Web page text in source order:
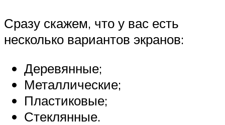
Сразу скажем, что у вас есть
несколько вариантов экранов:
Деревянные;
Металлические;
Пластиковые;
Стеклянные.